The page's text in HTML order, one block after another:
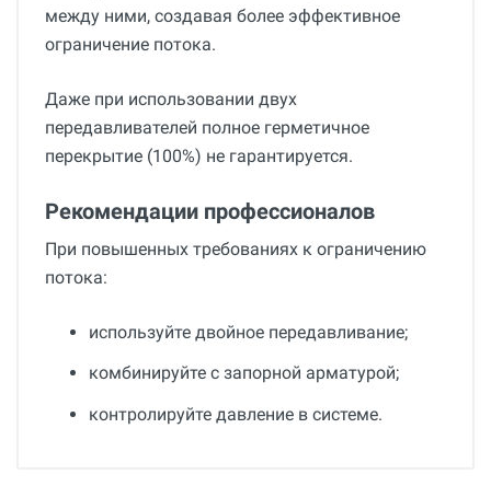
между ними, создавая более эффективное
ограничение потока.
Даже при использовании двух
передавливателей полное герметичное
перекрытие (100%) не гарантируется.
Рекомендации профессионалов
При повышенных требованиях к ограничению
потока:
используйте двойное передавливание;
комбинируйте с запорной арматурой;
контролируйте давление в системе.